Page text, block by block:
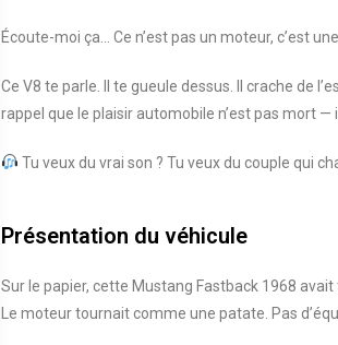
Écoute-moi ça… Ce n’est pas un moteur, c’est
Ce V8 te parle. Il te gueule dessus. Il crache de
rappel que le plaisir automobile n’est pas mort —
Tu veux du vrai son ? Tu veux du couple qui
Présentation du véhicule
Sur le papier, cette Mustang Fastback 1968
Le moteur tournait comme une patate. Pas